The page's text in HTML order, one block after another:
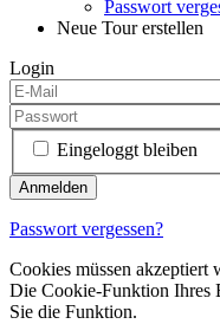
Passwort
Neue Tour erstellen
Login
Eingeloggt bleiben
Passwort vergessen?
Cookies müssen akzeptiert
Die Cookie-Funktion Ihres
Sie die Funktion.